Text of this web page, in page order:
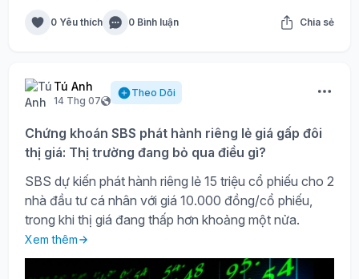
0 Yêu thích 0 Bình luận Chia sẻ
Tú Anh
14 Thg 07
Theo Dõi
Chứng khoán SBS phát hành riêng lẻ giá gấp đôi
thị giá: Thị trường đang bỏ qua điều gì?
SBS dự kiến phát hành riêng lẻ 15 triệu cổ phiếu cho 2
nhà đầu tư cá nhân với giá 10.000 đồng/cổ phiếu,
trong khi thị giá đang thấp hơn khoảng một nửa.
Xem thêm